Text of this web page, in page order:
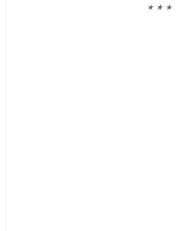
★ ★ ★